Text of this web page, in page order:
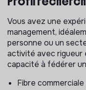
Animer et
Ressources
Mettre en œuvre
recrutement des
Recruter,
logique de
Vous avez une
management,
personne ou un
activité avec
capacité à fédérer
Fibre